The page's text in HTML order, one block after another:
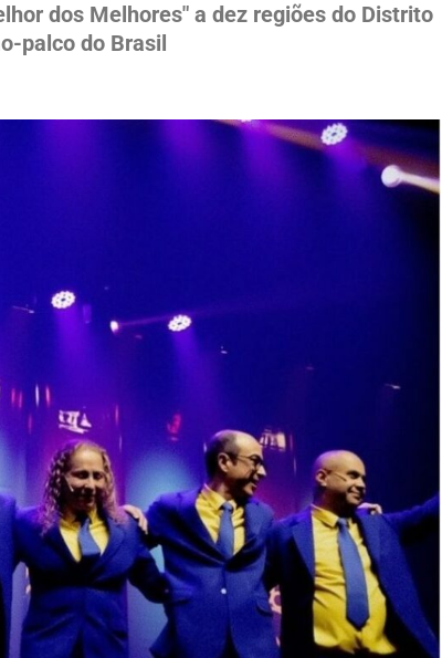
dos Melhores" a dez regiões do Distrito
palco do Brasil